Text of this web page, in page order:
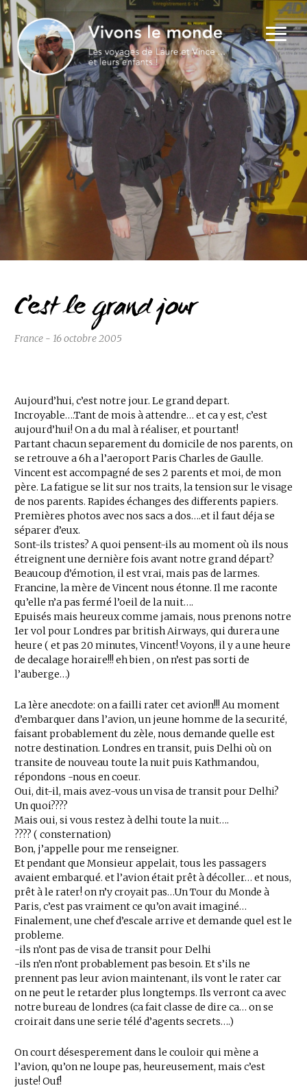
C’est le grand jour
France - 16 octobre 2005
Aujourd’hui, c’est notre jour. Le grand depart.
Incroyable….Tant de mois à attendre… et ca y est, c’est
aujourd’hui! On a du mal à réaliser, et pourtant!
Partant chacun separement du domicile de nos parents, on
se retrouve a 6h a l’aeroport Paris Charles de Gaulle.
Vincent est accompagné de ses 2 parents et moi, de mon
père. La fatigue se lit sur nos traits, la tension sur le visage
de nos parents. Rapides échanges des differents papiers.
Premières photos avec nos sacs a dos….et il faut déja se
séparer d’eux.
Sont-ils tristes? A quoi pensent-ils au moment où ils nous
étreignent une dernière fois avant notre grand départ?
Beaucoup d’émotion, il est vrai, mais pas de larmes.
Francine, la mère de Vincent nous étonne. Il me raconte
qu’elle n’a pas fermé l’oeil de la nuit….
Epuisés mais heureux comme jamais, nous prenons notre
1er vol pour Londres par british Airways, qui durera une
heure ( et pas 20 minutes, Vincent! Voyons, il y a une heure
de decalage horaire!!! eh bien , on n’est pas sorti de
l’auberge…)
La 1ère anecdote: on a failli rater cet avion!!! Au moment
d’embarquer dans l’avion, un jeune homme de la securité,
faisant probablement du zèle, nous demande quelle est
notre destination. Londres en transit, puis Delhi où on
transite de nouveau toute la nuit puis Kathmandou,
répondons -nous en coeur.
Oui, dit-il, mais avez-vous un visa de transit pour Delhi?
Un quoi????
Mais oui, si vous restez à delhi toute la nuit….
???? ( consternation)
Bon, j’appelle pour me renseigner.
Et pendant que Monsieur appelait, tous les passagers
avaient embarqué. et l’avion était prêt à décoller… et nous,
prêt à le rater! on n’y croyait pas…Un Tour du Monde à
Paris, c’est pas vraiment ce qu’on avait imaginé…
Finalement, une chef d’escale arrive et demande quel est le
probleme.
-ils n’ont pas de visa de transit pour Delhi
-ils n’en n’ont probablement pas besoin. Et s’ils ne
prennent pas leur avion maintenant, ils vont le rater car
on ne peut le retarder plus longtemps. Ils verront ca avec
notre bureau de londres (ca fait classe de dire ca… on se
croirait dans une serie télé d’agents secrets….)
On court désesperement dans le couloir qui mène a
l’avion, qu’on ne loupe pas, heureusement, mais c’est
juste! Ouf!